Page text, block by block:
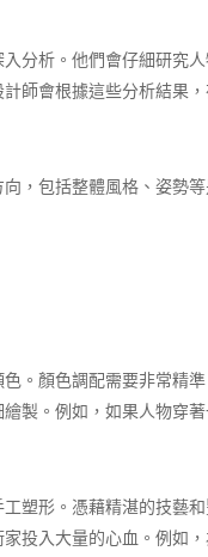
分析。他們會仔細研究
師會根據這些分析結果
，包括整體風格、姿勢
。顏色調配需要非常精
製。例如，如果人物穿
塑形。憑藉精湛的技藝
投入大量的心血。例如